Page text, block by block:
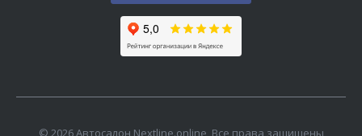
© 2026 Автосалон Nextline.online, Все права защищены